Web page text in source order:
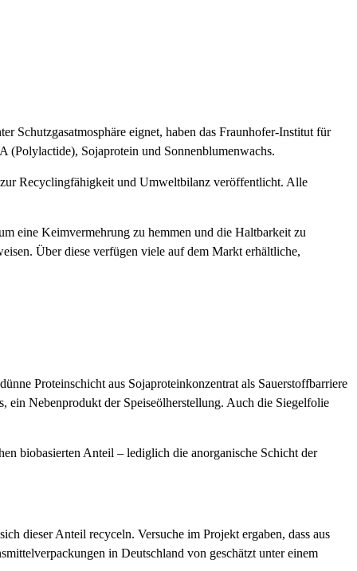
Schutzgasatmosphäre eignet, haben das Fraunhofer-Institut für
Sojaprotein und Sonnenblumenwachs.
Recyclingfähigkeit und Umweltbilanz veröffentlicht. Alle
eine Keimvermehrung zu hemmen und die Haltbarkeit zu
Über diese verfügen viele auf dem Markt erhältliche,
Proteinschicht aus Sojaproteinkonzentrat als Sauerstoffbarriere
ein Nebenprodukt der Speiseölherstellung. Auch die Siegelfolie
biobasierten Anteil – lediglich die anorganische Schicht der
dieser Anteil recyceln. Versuche im Projekt ergaben, dass aus
in Deutschland von geschätzt unter einem